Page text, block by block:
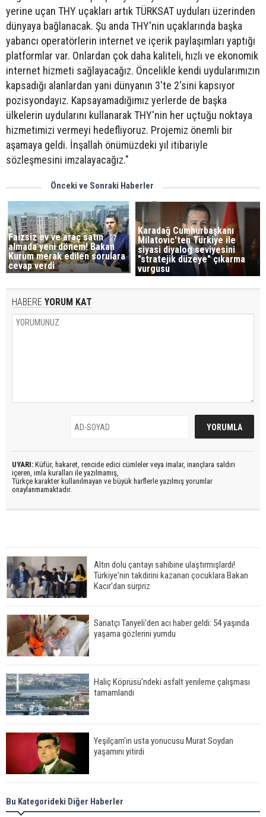
yerine uçan THY uçakları artık TÜRKSAT uyduları üzerinden
dünyaya bağlanacak. Şu anda THY'nin uçaklarında başka
yabancı operatörlerin internet ve içerik paylaşımları yaptığı
platformlar var. Onlardan çok daha kaliteli, hızlı ve ekonomik
internet hizmeti sağlayacağız. Öncelikle kendi uydularımızın
kapsadığı alanlardan yani dünyanın 3'te 2'sini kapsıyor
pozisyondayız. Kapsayamadığımız yerlerde de başka
ülkelerin uydularını kullanarak THY'nin her uçtuğu noktaya
hizmetimizi vermeyi hedefliyoruz. Projemiz önemli bir
aşamaya geldi. İnşallah önümüzdeki yıl itibariyle
sözleşmesini imzalayacağız."
Önceki ve Sonraki Haberler
Faizsiz ev ve araç satın
almada yeni dönem! Bakan
Kurum merak edilen sorulara
cevap verdi
Karadağ Cumhurbaşkanı
Milatovic'ten Türkiye ile
siyasi diyalog seviyesini
"stratejik düzeye" çıkarma
vurgusu
HABERE YORUM KAT
UYARI: Küfür, hakaret, rencide edici cümleler veya imalar, inançlara saldırı
içeren, imla kuralları ile yazılmamış,
Türkçe karakter kullanılmayan ve büyük harflerle yazılmış yorumlar
onaylanmamaktadır.
Altın dolu çantayı sahibine ulaştırmışlardı!
Türkiye'nin takdirini kazanan çocuklara Bakan
Kacır'dan sürpriz
Sanatçı Tanyeli'den acı haber geldi: 54 yaşında
yaşama gözlerini yumdu
Haliç Köprüsü'ndeki asfalt yenileme çalışması
tamamlandı
Yeşilçam'ın usta yonucusu Murat Soydan
yaşamını yitirdi
Meral Akşener ile Müsavat Dervişoğlu cenazede
görüntülendi
Bu Kategorideki Diğer Haberler